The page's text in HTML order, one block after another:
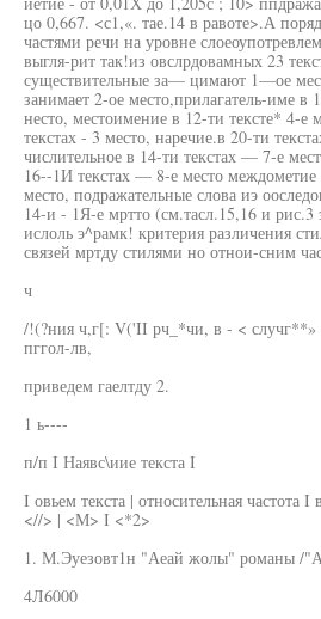
цо 0,667. <с1,«. тае.14 в равоте>.А
частями речи на уровне
выгля-рит так!из овслрдовамных 23
существительные за— цимают 1—ое
занимает 2-ое место,прилагатель-име в
несто, местоимение в 12-ти тексте* 4-е
текстах - 3 место, наречие.в 20-ти
числительное в 14-ти текстах — 7-е
16--1И текстах — 8-е место
место, подражательные слова иэ
14-и - 1Я-е мртто (см.тасл.15,16 и рис.3
ислоль э^рамк! критерия различения
связей мртду стилями но отнои-сним
ч
/!(?ния ч,г[: V('II рч_*чи, в - < случг**»
пггол-лв,
приведем гаелтду 2.
1 ь----
п/п I Наявс\иие текста I
I овьем текста | относительная частота
<//> | <М> I <*2>
1. М.Эуезовт1н "Аеай жолы" романы /
4Л6000